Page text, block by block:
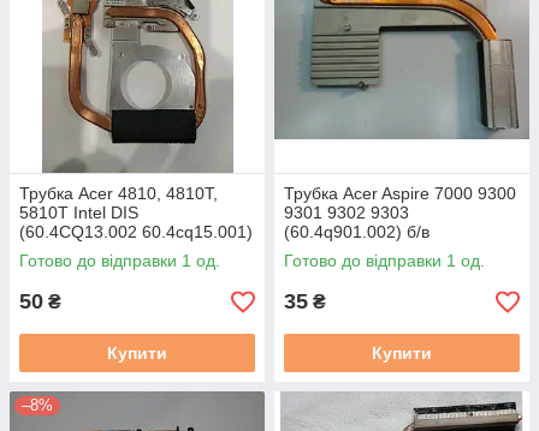
Трубка Acer 4810, 4810T,
5810T Intel DIS
(60.4CQ13.002 60.4cq15.001)
бу
Готово до відправки 1 од.
50 ₴
Купити
Трубка Acer Aspire 7000 9300
9301 9302 9303
(60.4q901.002) б/в
Готово до відправки 1 од.
35 ₴
Купити
–8%